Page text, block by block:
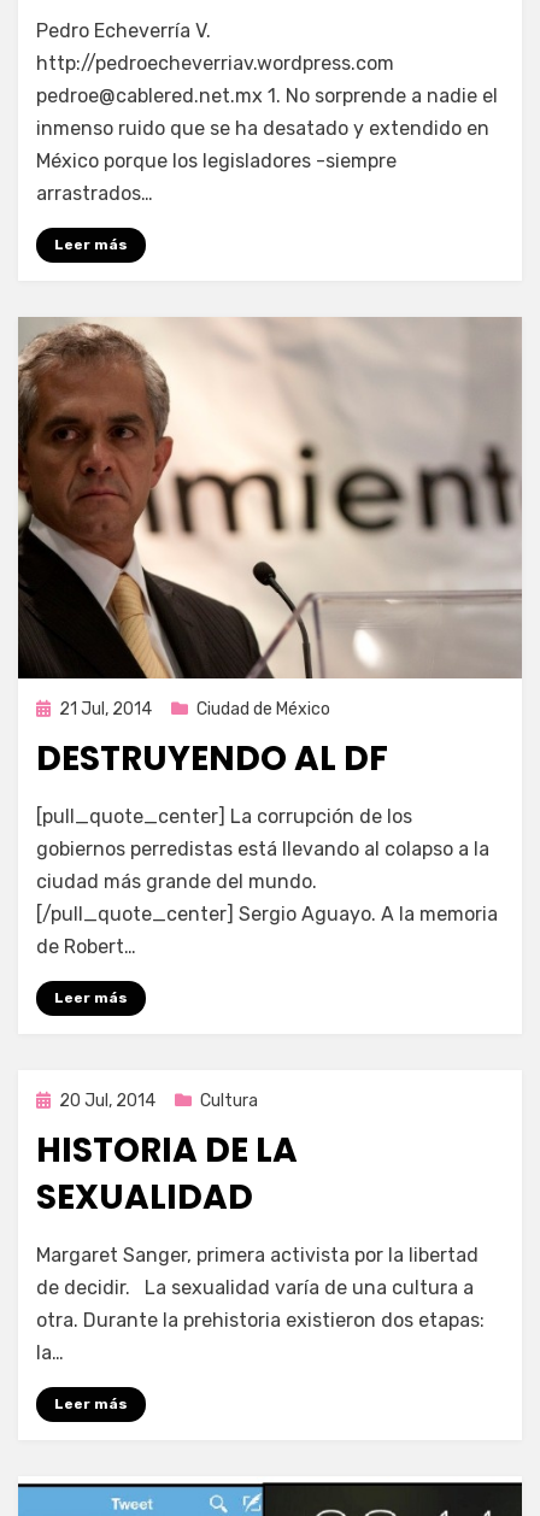
por Enrique
Pedro Echeverría V.
http://pedroecheverriav.wordpress.com
pedroe@cablered.net.mx 1. No sorprende a nadie el
inmenso ruido que se ha desatado y extendido en
México porque los legisladores -siempre
arrastrados…
Leer más
Publicada
21 Jul, 2014 Ciudad de México
DESTRUYENDO AL DF
por Enrique
[pull_quote_center] La corrupción de los
gobiernos perredistas está llevando al colapso a la
ciudad más grande del mundo.
[/pull_quote_center] Sergio Aguayo. A la memoria
de Robert…
Leer más
Publicada
20 Jul, 2014 Cultura
HISTORIA DE LA
SEXUALIDAD
Enrique
Margaret Sanger, primera activista por la libertad
de decidir. La sexualidad varía de una cultura a
otra. Durante la prehistoria existieron dos etapas:
la…
Leer más